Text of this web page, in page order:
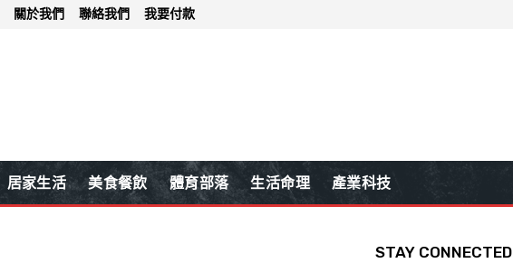
關於我們 聯絡我們 我要付款
居家生活 美食餐飲 體育部落 生活命理 產業科技
STAY CONNECTED